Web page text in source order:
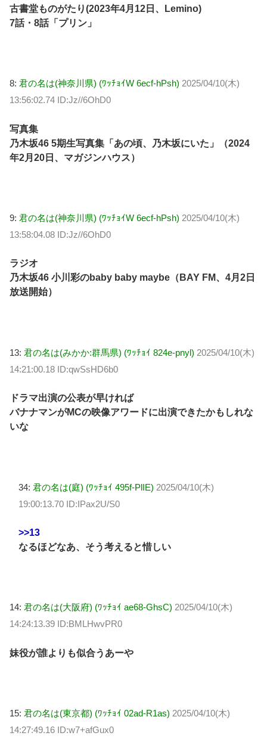
古書堂ものがたり(2023年4月12日、Lemino)
7話・8話「プリン」
8: 君の名は(神奈川県) (ﾜｯﾁｮｲW 6ecf-hPsh) 2025/04/10(木)
13:56:02.74 ID:Jz//6OhD0
写真集
乃木坂46 5期生写真集「あの頃、乃木坂にいた」（2024
年2月20日、マガジンハウス）
9: 君の名は(神奈川県) (ﾜｯﾁｮｲW 6ecf-hPsh) 2025/04/10(木)
13:58:04.08 ID:Jz//6OhD0
ラジオ
乃木坂46 小川彩のbaby baby maybe（BAY FM、4月2日
放送開始）
13: 君の名は(みかか:群馬県) (ﾜｯﾁｮｲ 824e-pnyl) 2025/04/10(木)
14:21:00.18 ID:qwSsHD6b0
ドラマ出演の公表が早ければ
バナナマンがMCの映像アワードに出演できたかもしれな
いな
34: 君の名は(庭) (ﾜｯﾁｮｲ 495f-PlIE) 2025/04/10(木)
19:00:13.70 ID:IPax2U/S0
>>13
なるほどなあ、そう考えると惜しい
14: 君の名は(大阪府) (ﾜｯﾁｮｲ ae68-GhsC) 2025/04/10(木)
14:24:13.39 ID:BMLHwvPR0
妹役が誰よりも似合うあーや
15: 君の名は(東京都) (ﾜｯﾁｮｲ 02ad-R1as) 2025/04/10(木)
14:27:49.16 ID:w7+afGux0